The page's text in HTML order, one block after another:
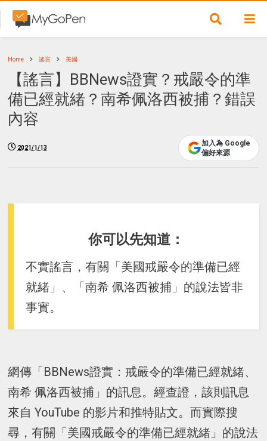
Home 謠言 美國
【謠言】BBNews證實？戒嚴令的準
備已經就緒？南希佩洛西被捕？錯誤
內容
2021/1/13
加入為 Google
偏好來源
你可以先知道：
不實謠言，有關「美國戒嚴令的準備已經
就緒」、「南希 佩洛西被捕」的說法皆非
事實。
網傳「BBNews證實：戒嚴令的準備已經就緒、
南希 佩洛西被捕」的訊息。經查證，該則訊息
來自 YouTube 的影片和推特貼文。而實際搜
尋，有關「美國戒嚴令的準備已經就緒」的說法